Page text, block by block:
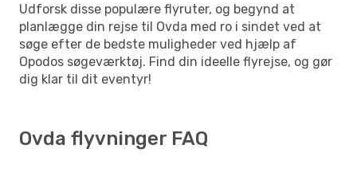
Udforsk disse populære flyruter, og begynd at
planlægge din rejse til Ovda med ro i sindet ved at
søge efter de bedste muligheder ved hjælp af
Opodos søgeværktøj. Find din ideelle flyrejse, og gør
dig klar til dit eventyr!
Ovda flyvninger FAQ